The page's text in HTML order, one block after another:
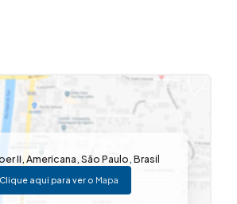
à sala de jantar, criando um
e funcional
mais ventilação e iluminação
II,Americana,São Paulo,Brasil
Clique aqui para ver o Mapa